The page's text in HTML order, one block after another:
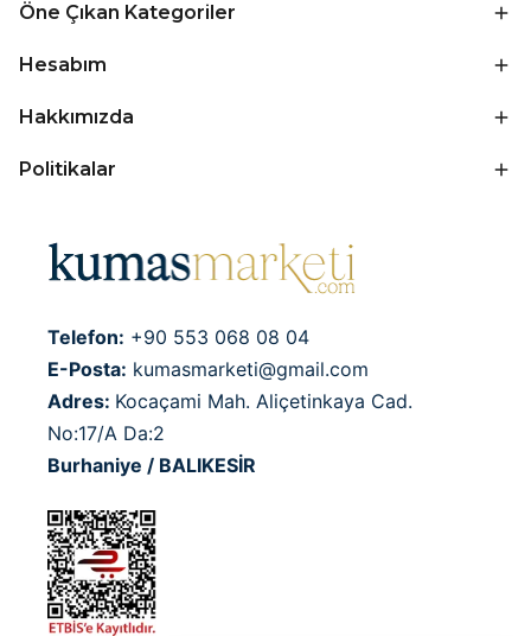
Öne Çıkan Kategoriler
Hesabım
Hakkımızda
Politikalar
Telefon: +90 553 068 08 04
E-Posta: kumasmarketi@gmail.com
Adres: Kocaçami Mah. Aliçetinkaya Cad.
No:17/A Da:2
Burhaniye / BALIKESİR